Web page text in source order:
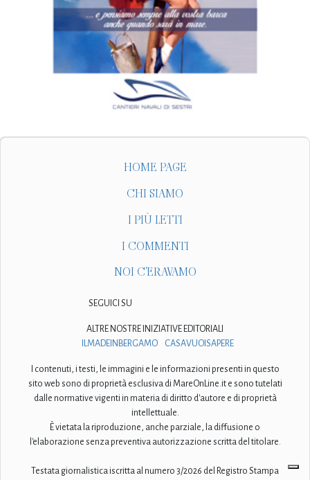
HOME PAGE
CHI SIAMO
I PIÙ LETTI
I COMMENTI
NOI C'ERAVAMO
SEGUICI SU
ALTRE NOSTRE INIZIATIVE EDITORIALI
ILMADEINBERGAMO
CASAVUOISAPERE
I contenuti, i testi, le immagini e le informazioni presenti in questo
sito web sono di proprietà esclusiva di MareOnLine.it e sono tutelati
dalle normative vigenti in materia di diritto d'autore e di proprietà
intellettuale.
È vietata la riproduzione, anche parziale, la diffusione o
l'elaborazione senza preventiva autorizzazione scritta del titolare.
Testata giornalistica iscritta al numero 3/2026 del Registro Stampa